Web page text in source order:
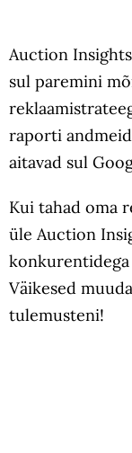
Auction
sul paremini
raporti
aitavad sul
Kui tahad oma
üle Auction
Väikesed
tulemusteni!